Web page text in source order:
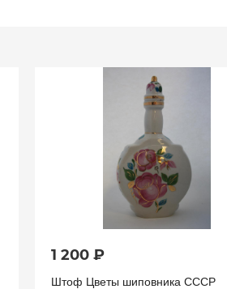
1 200 ₽
Штоф Цветы шиповника СССР